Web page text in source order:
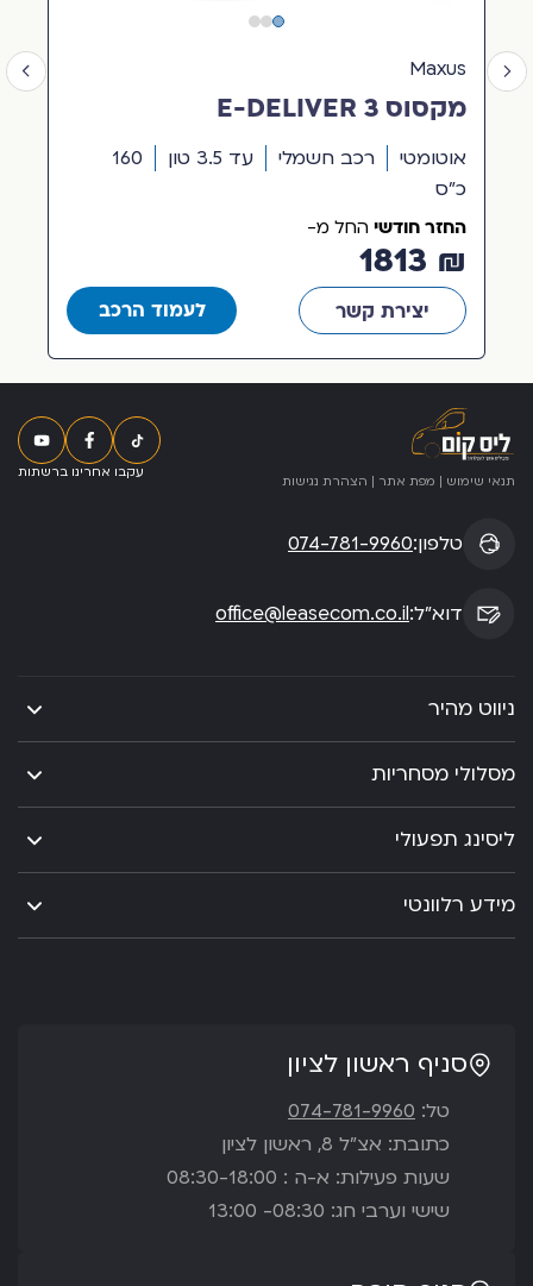
Maxus
מקסוס 3 E-DELIVER
אוטומטי רכב חשמלי עד 3.5 טון
160
כ"ס
החזר חודשי החל מ-
₪ 1813
יצירת קשר לעמוד הרכב
תנאי שימוש | מפת אתר | הצהרת נגישות
טלפון:074-781-9960
דוא”ל:office@leasecom.co.il
עקבו אחרינו ברשתות
ניווט מהיר
מסלולי מסחריות
ליסינג תפעולי
מידע רלוונטי
סניף ראשון לציון
טל: 074-781-9960
כתובת: אצ”ל 8, ראשון לציון
שעות פעילות: א-ה : 08:30-18:00
שישי וערבי חג: 08:30- 13:00